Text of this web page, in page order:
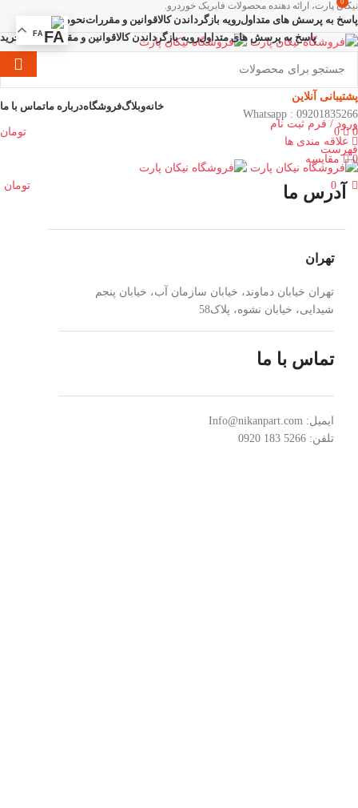
نیکان پارت، ارائه دهنده محصولات فابریک خوردرو.
پاسخ به پرسش های متداولرویه بازگرداندن کالاقوانین و مقرراتنحوه خرید
پاسخ به پرسش های متداولرویه بازگرداندن کالاقوانین و مقررات نحوه خرید
پشتیبانی آنلاین
Whatsapp : 09201835266
0
0
تومان
فهرست
0
0 تومان
دسته بندی محصولات
خانهوبلاگفروشگاهدرباره ماتماس با ما
ورود / فرم ثبت نام
علاقه مندی ها
0
مقایسه
آدرس ما
تهران
تهران خیابان دماوند، خیابان سازمان آب، خیابان پنجم
شیدایی، خیابان نشوه، پلاک58
تماس با ما
ایمیل: Info@nikanpart.com
تلفن: 5266 183 0920
FA